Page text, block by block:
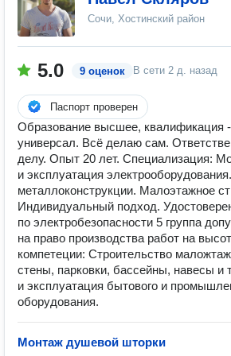
Сочи, Хостинский район
5.0 9 оценок В сети 2 д. назад
Паспорт проверен
Образование высшее, квалификация
универсал. Всё делаю сам.
делу. Опыт 20 лет. Специализация:
и эксплуатация
металлоконструкции. Малоэтажное
Индивидуальный подход.
по электробезопасности 5 группа
на право производства работ на
компетеции: Строительство
стены, парковки, бассейны, навесы и
и эксплуатация бытового и
оборудования.
Монтаж душевой шторки